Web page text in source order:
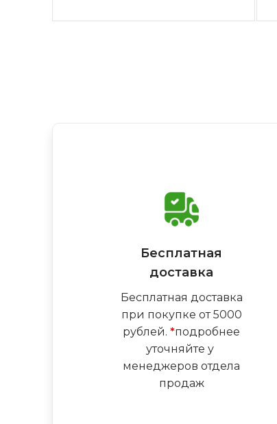
Бесплатная
доставка
Бесплатная доставка
при покупке от 5000
рублей.*подробнее
уточняйте у
менеджеров отдела
продаж